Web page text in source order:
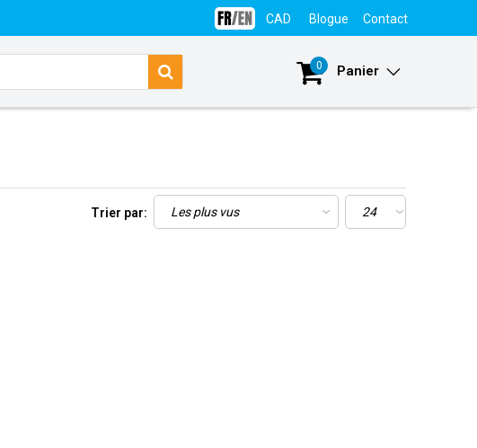
CAD Blogue Contact
0 Panier
Trier par: